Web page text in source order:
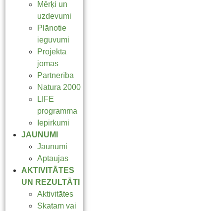
Mērķi un
uzdevumi
Plānotie
ieguvumi
Projekta
jomas
Partnerība
Natura 2000
LIFE
programma
Iepirkumi
JAUNUMI
Jaunumi
Aptaujas
AKTIVITĀTES
UN REZULTĀTI
Aktivitātes
Skatam vai